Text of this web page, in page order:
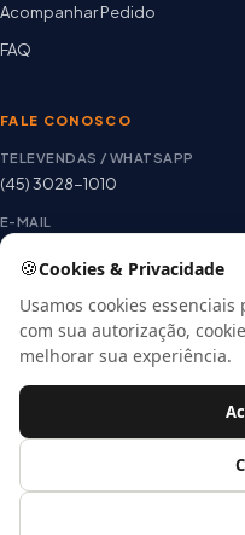
Acompanhar Pedido
FAQ
FALE CONOSCO
TELEVENDAS / WHATSAPP
(45) 3028-1010
E-MAIL
thiago@artetintas.com.br
Seg. a Sex. 8h às 18h
Sábado 8h às 12h
© 2026 Arte Tintas · CNPJ
🍪Cookies & Privacidade
Usamos cookies
com sua autorização,
melhorar sua experiência.